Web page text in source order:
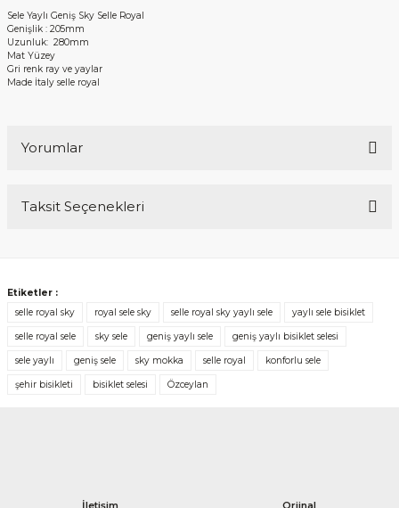
Sele Yaylı Geniş Sky Selle Royal
Genişlik : 205mm
Uzunluk: 280mm
Mat Yüzey
Gri renk ray ve yaylar
Made İtaly selle royal
Yorumlar
Taksit Seçenekleri
Etiketler :
selle royal sky
royal sele sky selle royal sky yaylı sele yaylı sele bisiklet
selle royal sele sky sele geniş yaylı sele geniş yaylı bisiklet selesi
sele yaylı geniş sele sky mokka selle royal konforlu sele
şehir bisikleti bisiklet selesi Özceylan
İletişim
Orjinal